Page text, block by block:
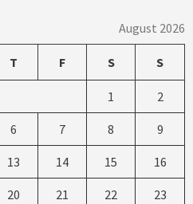
August 2026
T F S S
1 2
6 7 8 9
13 14 15 16
20 21 22 23